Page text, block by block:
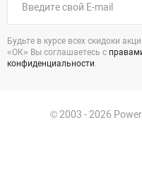
Будьте в курсе всех скидоки
«ОК» Вы соглашаетесь с
конфиденциальности.
© 2003 - 2026